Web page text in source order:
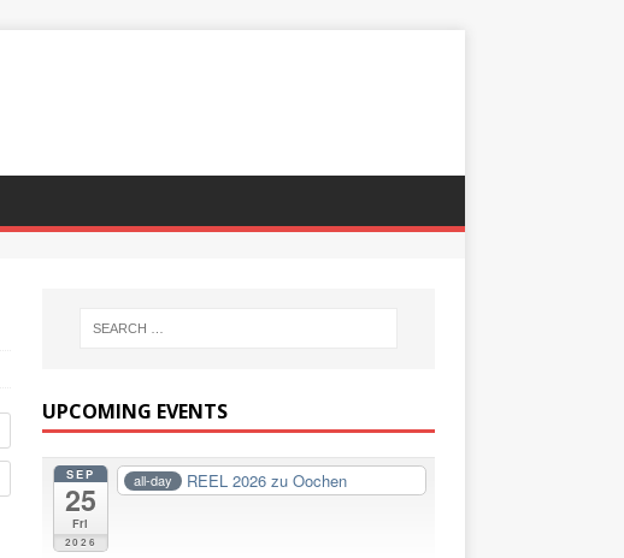
UPCOMING EVENTS
SEP
25
Fri
2026
all-day REEL 2026 zu Oochen